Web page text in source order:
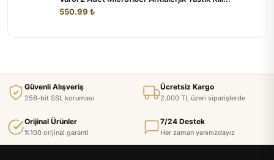
550.99 ₺
Güvenli Alışveriş
256-bit SSL koruması
Ücretsiz Kargo
2.000 TL üzeri siparişlerde
Orijinal Ürünler
%100 orijinal garanti
7/24 Destek
Her zaman yanınızdayız